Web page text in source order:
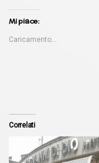
Mi piace:
Caricamento...
Correlati